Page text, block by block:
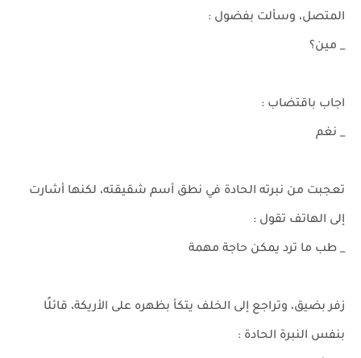
المتصل، وسألت بفضول :
_ مين؟
اجاب باقتضاب :
_ نغم
تعجبت من نبرته الحادة في نطق أسم شقيقته، لكنها أشارت
إلى الهاتف تقول :
_ طب ما ترد يمكن حاجة مهمة
زفر بضيق، وتراجع إلى الخلف يتكأ بظهره على الأريكة، قائلًا
بنفس النبرة الحادة :